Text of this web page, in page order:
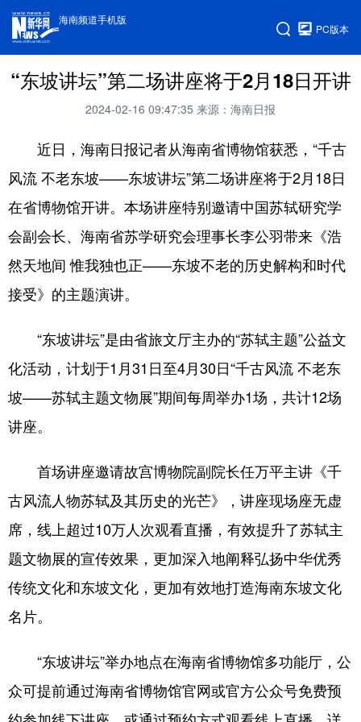
海南频道手机版
PC版本
“东坡讲坛”第二场讲座将于2月18日开讲
2024-02-16 09:47:35 来源：海南日报
近日，海南日报记者从海南省博物馆获悉，“千古
风流 不老东坡——东坡讲坛”第二场讲座将于2月18日
在省博物馆开讲。本场讲座特别邀请中国苏轼研究学
会副会长、海南省苏学研究会理事长李公羽带来《浩
然天地间 惟我独也正——东坡不老的历史解构和时代
接受》的主题演讲。
“东坡讲坛”是由省旅文厅主办的“苏轼主题”公益文
化活动，计划于1月31日至4月30日“千古风流 不老东
坡——苏轼主题文物展”期间每周举办1场，共计12场
讲座。
首场讲座邀请故宫博物院副院长任万平主讲《千
古风流人物苏轼及其历史的光芒》，讲座现场座无虚
席，线上超过10万人次观看直播，有效提升了苏轼主
题文物展的宣传效果，更加深入地阐释弘扬中华优秀
传统文化和东坡文化，更加有效地打造海南东坡文化
名片。
“东坡讲坛”举办地点在海南省博物馆多功能厅，公
众可提前通过海南省博物馆官网或官方公众号免费预